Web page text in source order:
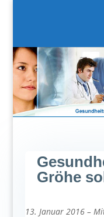
Gröhe
13. Januar 2016 –